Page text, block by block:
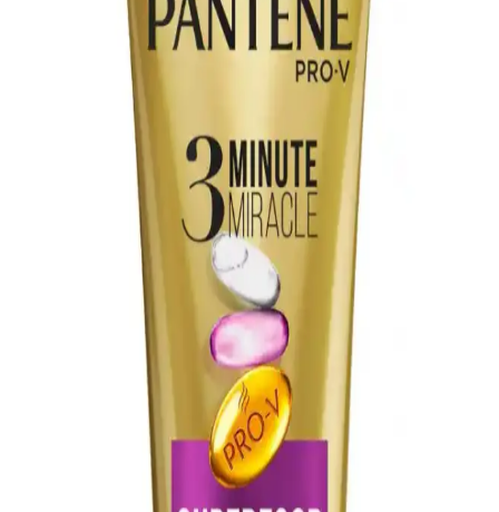
Unove Deep Damage Treatment Ex: Kalın ve
Ağartılmış Saçlar İçin Derinlemesine Bakım Ürünü
Unove Deep Damage Treatment Ex, kalın ve ağartılmış saçlar için
yoğun bakım sunar. Ürün saçları yumuşatır, nemlendirir ve
kabarmayı azaltır. İnce saçlarda ağırlaşma yapabilir, kullanımda
Çift Şampuanlama Yönteminin Saç Temizliğinde
Bilimsel Değerlendirmesi ve Uygulama Rehberi
Çift şampuanlama, saç ve saç derisindeki kalıntıları temizlemek için
şampuanın iki kez uygulanmasıdır. Ancak gerekliliği saçın durumu
ve temizleme ihtiyacına bağlıdır. İlk yıkama genellikle yeterlidir.
Saç Porozitesi: Kutikül Hasarı, Çevresel Etkiler ve
pH Değerinin Bilimsel İncelemesi
Saç porozitesi, kutikül tabakasının hasar durumu ve su emme
kapasitesiyle ilişkilidir. Çevresel etkiler ve yaşlanma saçın yapısını
değiştirirken, pH'nın etkisi henüz netleşmemiştir. Kutikülün
korunması önemlidir.